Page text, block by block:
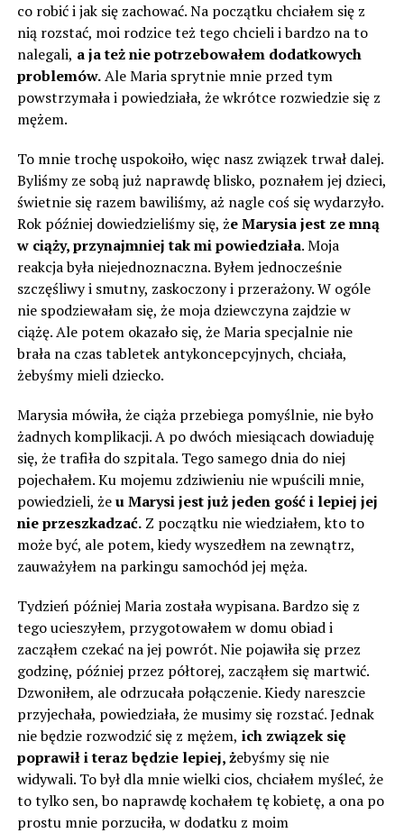
co robić i jak się zachować. Na początku chciałem się z
nią rozstać, moi rodzice też tego chcieli i bardzo na to
nalegali, a ja też nie potrzebowałem dodatkowych
problemów.Ale Maria sprytnie mnie przed tym
powstrzymała i powiedziała, że ​​wkrótce rozwiedzie się z
mężem.
To mnie trochę uspokoiło, więc nasz związek trwał dalej.
Byliśmy ze sobą już naprawdę blisko, poznałem jej dzieci,
świetnie się razem bawiliśmy, aż nagle coś się wydarzyło.
Rok później dowiedzieliśmy się, że Marysia jest ze mną
w ciąży, przynajmniej tak mi powiedziała. Moja
reakcja była niejednoznaczna. Byłem jednocześnie
szczęśliwy i smutny, zaskoczony i przerażony. W ogóle
nie spodziewałam się, że moja dziewczyna zajdzie w
ciążę. Ale potem okazało się, że Maria specjalnie nie
brała na czas tabletek antykoncepcyjnych, chciała,
żebyśmy mieli dziecko.
Marysia mówiła, że ciąża przebiega pomyślnie, nie było
żadnych komplikacji. A po dwóch miesiącach dowiaduję
się, że trafiła do szpitala. Tego samego dnia do niej
pojechałem. Ku mojemu zdziwieniu nie wpuścili mnie,
powiedzieli, żeu Marysi jest już jeden gość i lepiej jej
nie przeszkadzać.Z początku nie wiedziałem, kto to
może być, ale potem, kiedy wyszedłem na zewnątrz,
zauważyłem na parkingu samochód jej męża.
Tydzień później Maria została wypisana. Bardzo się z
tego ucieszyłem, przygotowałem w domu obiad i
zacząłem czekać na jej powrót. Nie pojawiła się przez
godzinę, później przez półtorej, zacząłem się martwić.
Dzwoniłem, ale odrzucała połączenie. Kiedy nareszcie
przyjechała, powiedziała, że ​​musimy się rozstać. Jednak
nie będzie rozwodzić się z mężem, ich związek się
poprawił i teraz będzie lepiej, żebyśmy się nie
widywali. To był dla mnie wielki cios, chciałem myśleć, że
to tylko sen, bo naprawdę kochałem tę kobietę, a ona po
prostu mnie porzuciła, w dodatku z moim